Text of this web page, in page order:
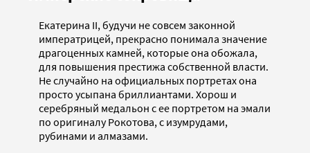
Екатерина II, будучи не совсем законной
императрицей, прекрасно понимала значение
драгоценных камней, которые она обожала,
для повышения престижа собственной власти.
Не случайно на официальных портретах она
просто усыпана бриллиантами. Хорош и
серебряный медальон с ее портретом на эмали
по оригиналу Рокотова, с изумрудами,
рубинами и алмазами.